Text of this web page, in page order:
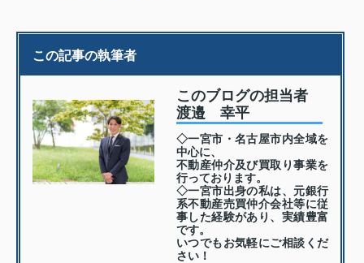
この記事の執筆者
このブログの担当者
渡邉 幸平
◇一宮市・名古屋市内全域を
中心に、
不動産仲介及び買取り事業を
行っております。
◇一宮市出身の私は、元銀行
系不動産売買仲介会社等に従
事した経験があり、実績豊富
です。
いつでもお気軽にご相談くだ
さい！